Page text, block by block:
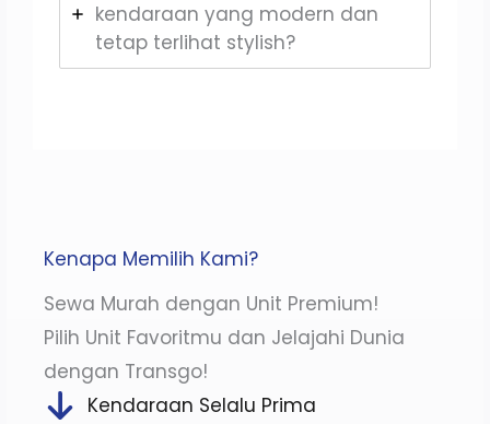
kendaraan yang modern dan
tetap terlihat stylish?
Kenapa Memilih Kami?
Sewa Murah dengan Unit Premium!
Pilih Unit Favoritmu dan Jelajahi Dunia
dengan Transgo!
Kendaraan Selalu Prima